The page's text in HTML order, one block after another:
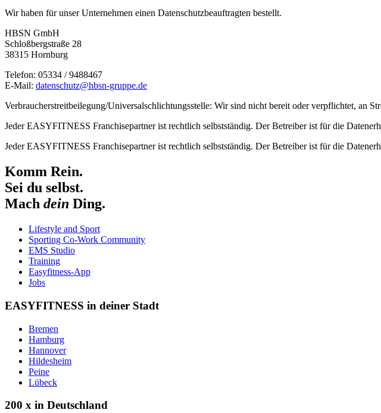
Wir haben für unser Unternehmen einen Datenschutzbeauftragten bestellt.
HBSN GmbH
Schloßbergstraße 28
38315 Hornburg
Telefon: 05334 / 9488467
E-Mail: datenschutz@hbsn-gruppe.de
Verbraucherstreitbeilegung/Universalschlichtungsstelle: Wir sind nicht bereit oder verpflichtet, an
Jeder EASYFITNESS Franchisepartner ist rechtlich selbstständig. Der Betreiber ist für die
Jeder EASYFITNESS Franchisepartner ist rechtlich selbstständig. Der Betreiber ist für die
Komm Rein.
Sei du selbst.
Mach dein Ding.
Lifestyle and Sport
Sporting Co-Work Community
EMS Studio
Training
Easyfitness-App
Jobs
EASYFITNESS in deiner Stadt
Bremen
Hamburg
Hannover
Hildesheim
Peine
Lübeck
200 x in Deutschland